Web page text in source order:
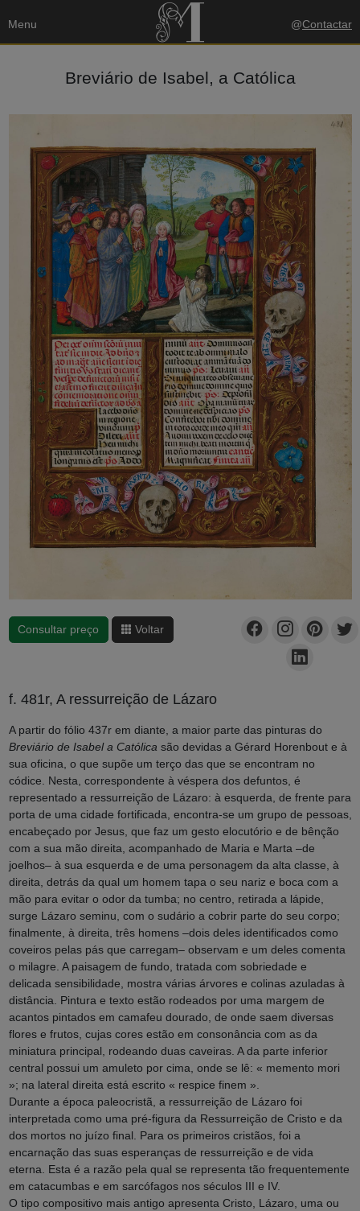
Menu @Contactar
Breviário de Isabel, a Católica
Consultar preço Voltar
f. 481r, A ressurreição de Lázaro
A partir do fólio 437r em diante, a maior parte das pinturas do
Breviário de Isabel a Católica são devidas a Gérard Horenbout e à
sua oficina, o que supõe um terço das que se encontram no
códice. Nesta, correspondente à véspera dos defuntos, é
representado a ressurreição de Lázaro: à esquerda, de frente para
porta de uma cidade fortificada, encontra-se um grupo de pessoas,
encabeçado por Jesus, que faz um gesto elocutório e de bênção
com a sua mão direita, acompanhado de Maria e Marta –de
joelhos– à sua esquerda e de uma personagem da alta classe, à
direita, detrás da qual um homem tapa o seu nariz e boca com a
mão para evitar o odor da tumba; no centro, retirada a lápide,
surge Lázaro seminu, com o sudário a cobrir parte do seu corpo;
finalmente, à direita, três homens –dois deles identificados como
coveiros pelas pás que carregam– observam e um deles comenta
o milagre. A paisagem de fundo, tratada com sobriedade e
delicada sensibilidade, mostra várias árvores e colinas azuladas à
distância. Pintura e texto estão rodeados por uma margem de
acantos pintados em camafeu dourado, de onde saem diversas
flores e frutos, cujas cores estão em consonância com as da
miniatura principal, rodeando duas caveiras. A da parte inferior
central possui um amuleto por cima, onde se lê: « memento mori
»; na lateral direita está escrito « respice finem ».
Durante a época paleocristã, a ressurreição de Lázaro foi
interpretada como uma pré-figura da Ressurreição de Cristo e da
dos mortos no juízo final. Para os primeiros cristãos, foi a
encarnação das suas esperanças de ressurreição e de vida
eterna. Esta é a razão pela qual se representa tão frequentemente
em catacumbas e em sarcófagos nos séculos III e IV.
O tipo compositivo mais antigo apresenta Cristo, Lázaro, uma ou